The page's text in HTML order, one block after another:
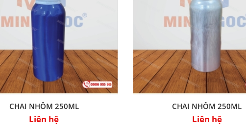
CHAI NHÔM 250ML
Liên hệ
CHAI NHÔM 250ML
Liên hệ